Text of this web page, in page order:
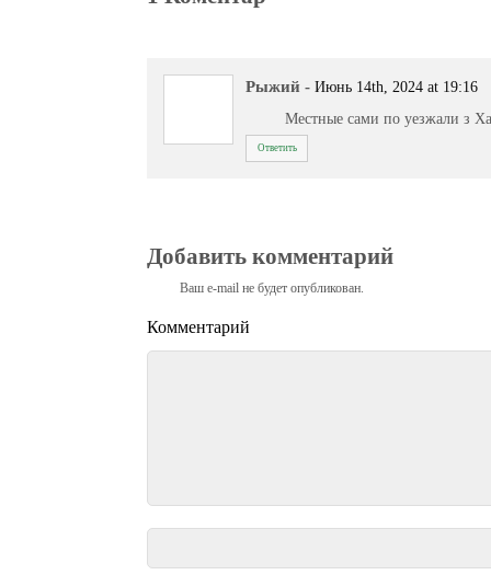
Рыжий - Июнь 14th, 2024 at 19:16
Местные сами по уезжали з
Ответить
Добавить комментарий
Ваш e-mail не будет опубликован.
Комментарий